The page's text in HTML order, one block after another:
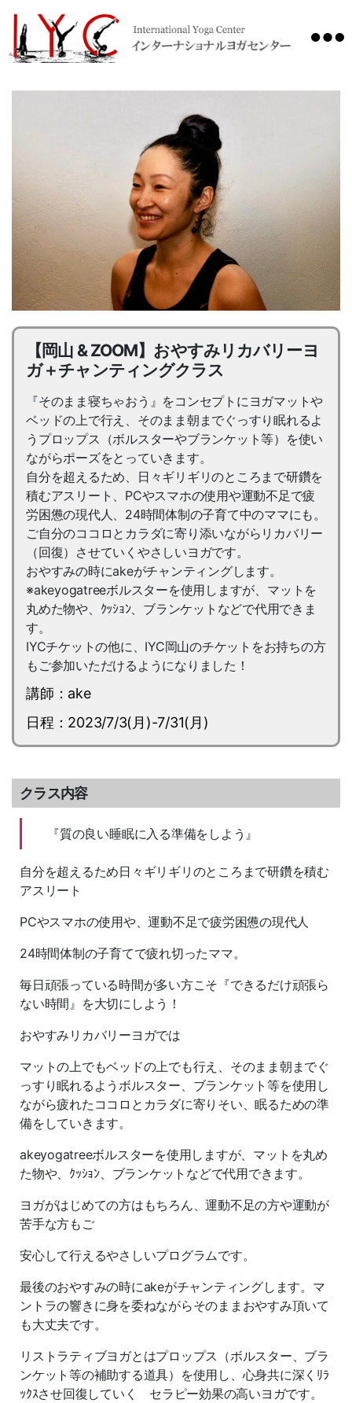
【岡山 & ZOOM】おやすみリカバリーヨ
ガ＋チャンティングクラス
『そのまま寝ちゃおう』をコンセプトにヨガマットや
ベッドの上で行え、そのまま朝までぐっすり眠れるよ
うプロップス（ボルスターやブランケット等）を使い
ながらポーズをとっていきます。
自分を超えるため、日々ギリギリのところまで研鑽を
積むアスリート、PCやスマホの使用や運動不足で疲
労困憊の現代人、24時間体制の子育て中のママにも。
ご自分のココロとカラダに寄り添いながらリカバリー
（回復）させていくやさしいヨガです。
おやすみの時にakeがチャンティングします。
※akeyogatreeボルスターを使用しますが、マットを
丸めた物や、ｸｯｼｮﾝ、ブランケットなどで代用できま
す。
IYCチケットの他に、IYC岡山のチケットをお持ちの方
もご参加いただけるようになりました！
講師：ake
日程：2023/7/3(月)-7/31(月)
クラス内容
『質の良い睡眠に入る準備をしよう』
自分を超えるため日々ギリギリのところまで研鑽を積む
アスリート
PCやスマホの使用や、運動不足で疲労困憊の現代人
24時間体制の子育てで疲れ切ったママ。
毎日頑張っている時間が多い方こそ『できるだけ頑張ら
ない時間』を大切にしよう！
おやすみリカバリーヨガでは
マットの上でもベッドの上でも行え、そのまま朝までぐ
っすり眠れるようボルスター、ブランケット等を使用し
ながら疲れたココロとカラダに寄りそい、眠るための準
備をしていきます。
akeyogatreeボルスターを使用しますが、マットを丸め
た物や、ｸｯｼｮﾝ、ブランケットなどで代用できます。
ヨガがはじめての方はもちろん、運動不足の方や運動が
苦手な方もご
安心して行えるやさしいプログラムです。
最後のおやすみの時にakeがチャンティングします。マ
ントラの響きに身を委ねながらそのままおやすみ頂いて
も大丈夫です。
リストラティブヨガとはプロップス（ボルスター、ブラ
ンケット等の補助する道具）を使用し、心身共に深くﾘﾗ
ｯｸｽさせ回復していく セラピー効果の高いヨガです。